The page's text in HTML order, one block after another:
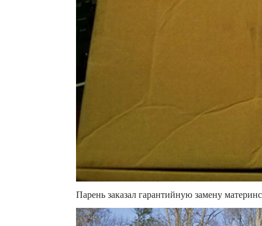
Парень заказал гарантийную замену